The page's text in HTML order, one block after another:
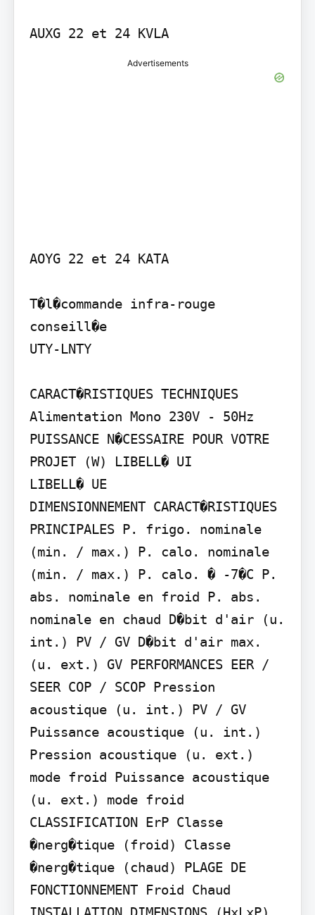
AUXG 22 et 24 KVLA
Advertisements
AOYG 22 et 24 KATA
T�l�commande infra-rouge
conseill�e
UTY-LNTY
CARACT�RISTIQUES TECHNIQUES
Alimentation Mono 230V - 50Hz
PUISSANCE N�CESSAIRE POUR VOTRE
PROJET (W) LIBELL� UI
LIBELL� UE
DIMENSIONNEMENT CARACT�RISTIQUES
PRINCIPALES P. frigo. nominale
(min. / max.) P. calo. nominale
(min. / max.) P. calo. � -7�C P.
abs. nominale en froid P. abs.
nominale en chaud D�bit d'air (u.
int.) PV / GV D�bit d'air max.
(u. ext.) GV PERFORMANCES EER /
SEER COP / SCOP Pression
acoustique (u. int.) PV / GV
Puissance acoustique (u. int.)
Pression acoustique (u. ext.)
mode froid Puissance acoustique
(u. ext.) mode froid
CLASSIFICATION ErP Classe
�nerg�tique (froid) Classe
�nerg�tique (chaud) PLAGE DE
FONCTIONNEMENT Froid Chaud